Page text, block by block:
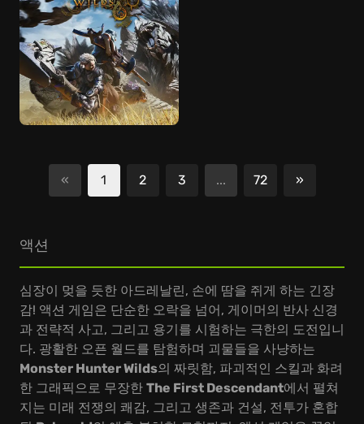
« 1 2 3 ... 72 »
액션
심장이 멎을 듯한 아드레날린, 손에 땀을 쥐게 하는 긴장
감! 액션 게임은 단순한 오락을 넘어, 게이머의 반사 신경
과 전략적 사고, 그리고 용기를 시험하는 극한의 도전입니
다. 광활한 오픈 월드를 탐험하며 괴물들을 사냥하는
Monster Hunter Wilds의 짜릿함, 파괴적인 스킬과 화려
한 그래픽으로 무장한 The First Descendant에서 펼쳐
지는 미래 전쟁의 쾌감, 그리고 생존과 건설, 전투가 혼합